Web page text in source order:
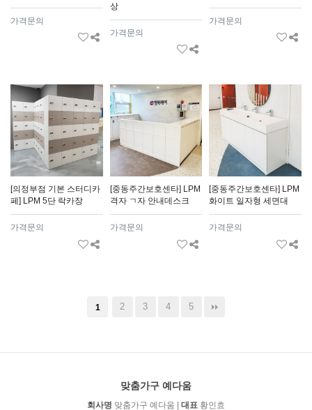
가격문의
상
가격문의
가격문의
[의정부점 기본 스터디카
페] LPM 5단 락카장
가격문의
[중동주간보호센타] LPM
격자 ㄱ자 안내데스크
가격문의
[중동주간보호센타] LPM
화이트 일자형 세면대
가격문의
1 2 3 4 5
맞춤가구 예다움
회사명 맞춤가구 예다움 | 대표 황인효